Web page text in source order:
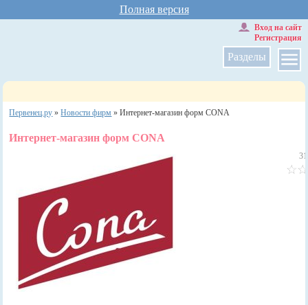
Полная версия
Разделы
Вход на сайт
Регистрация
Первенец.ру »Новости фирм »Интернет-магазин форм CONA
Интернет-магазин форм CONA